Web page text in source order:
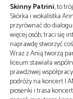
Skinny Patrini, to
Skórka i wokalistka
przyrównać do
więcej osób, traci się
naprawdę stworzyć
Wraz z Anią tworzą
liceum stawiała
prawdziwej
podróży na koncert I
piosenki i trasa